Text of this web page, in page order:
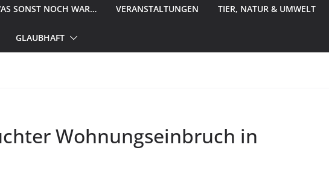
SONST NOCH WAR… VERANSTALTUNGEN TIER, NATUR & UMWELT
GLAUBHAFT
Wohnungseinbruch in